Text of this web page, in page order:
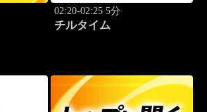
02:20-02:25 5分
チルタイム